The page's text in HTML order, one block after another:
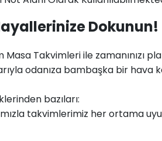
Dokunun!
Masa Takvimleri ile zamanınızı
odanıza bambaşka bir
bazıları:
takvimlerimiz her ortama